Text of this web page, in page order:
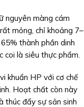
nguyên màng cám
mỏng, chỉ khoảng 7–
thành phần dinh
là siêu thực phẩm.
khuẩn HP với cơ chế
Hoạt chất còn này
thúc đẩy sự sản sinh